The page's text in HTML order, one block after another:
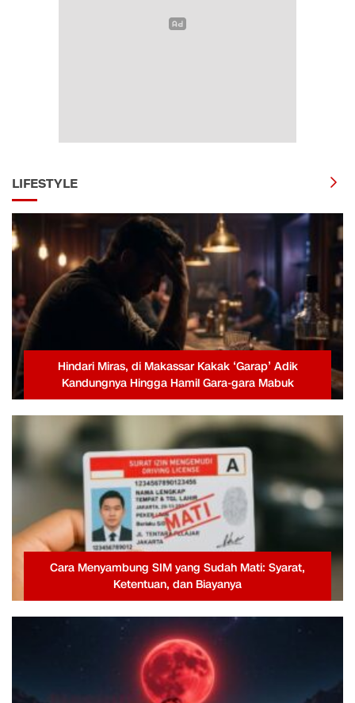
LIFESTYLE
Hindari Miras, di Makassar Kakak ‘Garap’ Adik
Kandungnya Hingga Hamil Gara-gara Mabuk
Cara Menyambung SIM yang Sudah Mati: Syarat,
Ketentuan, dan Biayanya